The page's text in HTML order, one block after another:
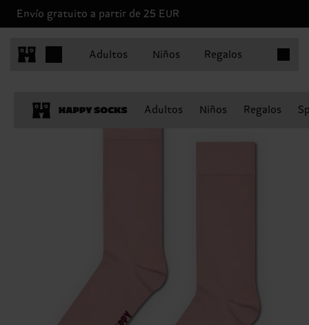
Envío gratuito a partir de 25 EUR
Adultos Niños Regalos
Adultos Niños Regalos